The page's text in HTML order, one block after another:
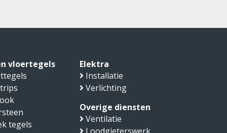
vloertegels
tegels
Elektra
Installatie
Verlichting
Overige diensten
Ventilatie